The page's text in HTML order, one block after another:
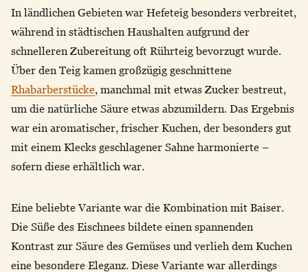
In ländlichen Gebieten war Hefeteig besonders verbreitet,
während in städtischen Haushalten aufgrund der
schnelleren Zubereitung oft Rührteig bevorzugt wurde.
Über den Teig kamen großzügig geschnittene
Rhabarberstücke, manchmal mit etwas Zucker bestreut,
um die natürliche Säure etwas abzumildern. Das Ergebnis
war ein aromatischer, frischer Kuchen, der besonders gut
mit einem Klecks geschlagener Sahne harmonierte –
sofern diese erhältlich war.
Eine beliebte Variante war die Kombination mit Baiser.
Die Süße des Eischnees bildete einen spannenden
Kontrast zur Säure des Gemüses und verlieh dem Kuchen
eine besondere Eleganz. Diese Variante war allerdings